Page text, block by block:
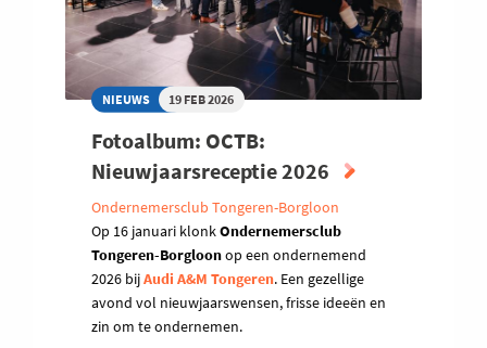
NIEUWS 19 FEB 2026
Fotoalbum: OCTB:
Nieuwjaarsreceptie 2026
Ondernemersclub Tongeren-Borgloon
Op 16 januari klonkOndernemersclub
Tongeren-Borgloonop een ondernemend
2026 bijAudi A&M Tongeren. Een gezellige
avond vol nieuwjaarswensen, frisse ideeën en
zin om te ondernemen.